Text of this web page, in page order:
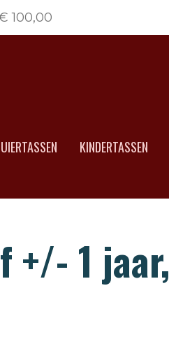
100,00
KINDERTASSEN
+/- 1 jaar,